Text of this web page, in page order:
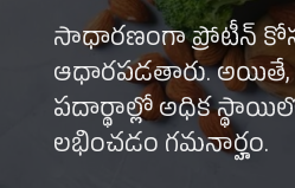
సాధారణంగా ప్రోటీన్
ఆధారపడతారు.
పదార్థాల్లో అధిక
లభించడం గమనార్హం.